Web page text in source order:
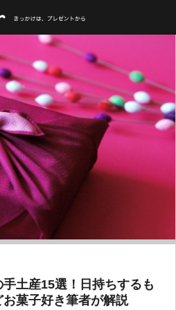
土産15選！日持ちするも
菓子好き筆者が解説